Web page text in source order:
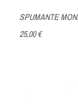
SPUMANTE
25,00 €